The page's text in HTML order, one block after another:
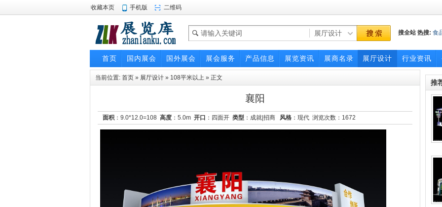
收藏本页 手机版 二维码
搜全站 热搜: 食
首页 国内展会 国外展会 展会服务 产品信息 展览资讯 展商名录 展厅设计 行业资讯
当前位置: 首页 » 展厅设计 » 108平米以上 » 正文
襄阳
面积 ：9.0*12.0=108 高度 ：5.0m 开口 ：四面开 类型 ：成就|招商 风格 ：现代 浏览次数： 1672
推